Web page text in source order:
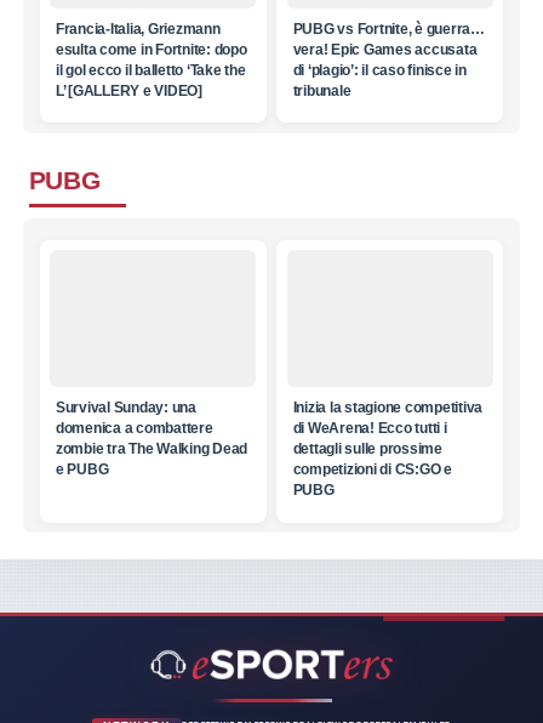
Francia-Italia, Griezmann
esulta come in Fortnite: dopo
il gol ecco il balletto ‘Take the
L’ [GALLERY e VIDEO]
PUBG vs Fortnite, è guerra…
vera! Epic Games accusata
di ‘plagio’: il caso finisce in
tribunale
PUBG
Survival Sunday: una
domenica a combattere
zombie tra The Walking Dead
e PUBG
Inizia la stagione competitiva
di WeArena! Ecco tutti i
dettagli sulle prossime
competizioni di CS:GO e
PUBG